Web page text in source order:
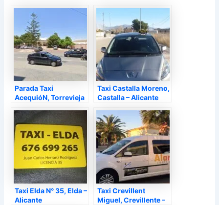
Parada Taxi
AcequióN, Torrevieja
Taxi Castalla Moreno,
Castalla – Alicante
Taxi Elda N° 35, Elda –
Alicante
Taxi Crevillent
Miguel, Crevillente –